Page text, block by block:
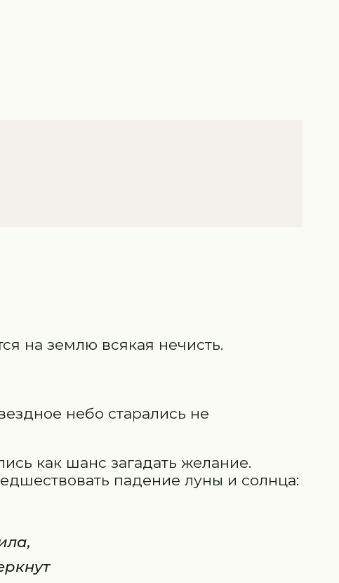
на землю всякая нечисть.
небо старались не
как шанс загадать желание.
падение луны и солнца: